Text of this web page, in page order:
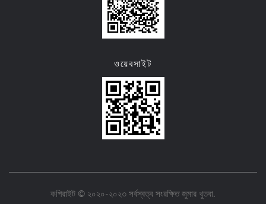
ওয়েবসাইট
কপিরাইট © ২০২০-২০২৩ সর্বস্বত্ব সংরক্ষিত জুমার খুতবা.